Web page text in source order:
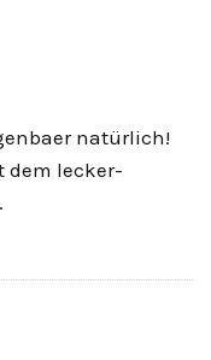
natürlich!
dem lecker-